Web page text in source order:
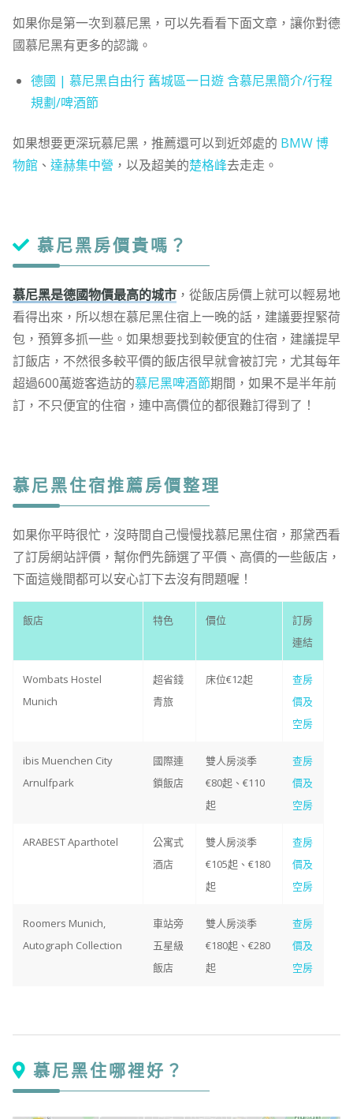
如果你是第一次到慕尼黑，可以先看看下面文章，讓你對德
國慕尼黑有更多的認識。
德國 | 慕尼黑自由行 舊城區一日遊 含慕尼黑簡介/行程
規劃/啤酒節
如果想要更深玩慕尼黑，推薦還可以到近郊處的 BMW 博
物館、 達赫集中營 ，以及超美的楚格峰去走走。
慕尼黑房價貴嗎？
慕尼黑是德國物價最高的城市，從飯店房價上就可以輕易地
看得出來，所以想在慕尼黑住宿上一晚的話，建議要捏緊荷
包，預算多抓一些。如果想要找到較便宜的住宿，建議提早
訂飯店，不然很多較平價的飯店很早就會被訂完，尤其每年
超過600萬遊客造訪的慕尼黑啤酒節期間，如果不是半年前
訂，不只便宜的住宿，連中高價位的都很難訂得到了！
慕尼黑住宿推薦房價整理
如果你平時很忙，沒時間自己慢慢找慕尼黑住宿，那黛西看
了訂房網站評價，幫你們先篩選了平價、高價的一些飯店，
下面這幾間都可以安心訂下去沒有問題喔！
飯店 特色 價位
訂房
連結
Wombats Hostel
Munich
超省錢
青旅
床位€12起
查房
價及
空房
ibis Muenchen City
Arnulfpark
國際連
鎖飯店
雙人房淡季
€80起、€110
起
查房
價及
空房
ARABEST Aparthotel
公寓式
酒店
雙人房淡季
€105起、€180
起
查房
價及
空房
Roomers Munich,
Autograph Collection
車站旁
五星級
飯店
雙人房淡季
€180起、€280
起
查房
價及
空房
慕尼黑住哪裡好？